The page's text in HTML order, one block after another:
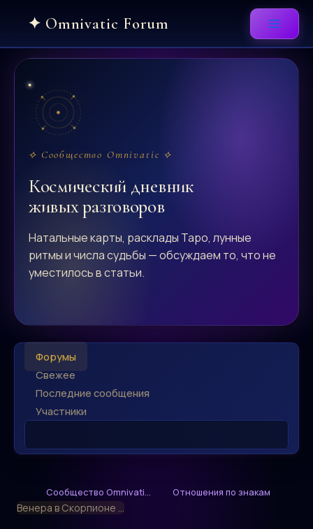
content
⟡ Сообщество Omnivatic ⟡
Космический дневник
живых разговоров
Натальные карты, расклады Таро, лунные
ритмы и числа судьбы — обсуждаем то, что не
уместилось в статьи.
Форумы
Свежее
Последние сообщения
Участники
Сообщество Omnivati... Отношения по знакам
Венера в Скорпионе ...